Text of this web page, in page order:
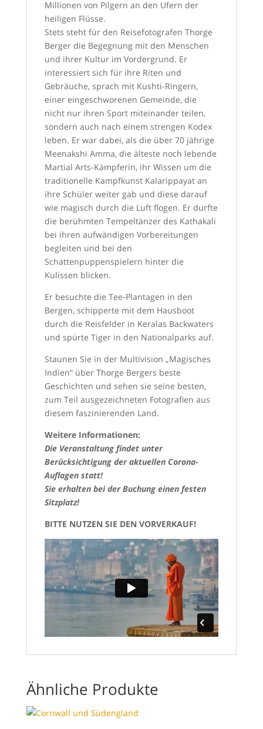
Millionen von Pilgern an den Ufern der
heiligen Flüsse.
Stets steht für den Reisefotografen Thorge
Berger die Begegnung mit den Menschen
und ihrer Kultur im Vordergrund. Er
interessiert sich für ihre Riten und
Gebräuche, sprach mit Kushti-Ringern,
einer eingeschworenen Gemeinde, die
nicht nur ihren Sport miteinander teilen,
sondern auch nach einem strengen Kodex
leben. Er war dabei, als die über 70 jährige
Meenakshi Amma, die älteste noch lebende
Martial Arts-Kämpferin, ihr Wissen um die
traditionelle Kampfkunst Kalarippayat an
ihre Schüler weiter gab und diese darauf
wie magisch durch die Luft flogen. Er durfte
die berühmten Tempeltänzer des Kathakali
bei ihren aufwändigen Vorbereitungen
begleiten und bei den
Schattenpuppenspielern hinter die
Kulissen blicken.
Er besuchte die Tee-Plantagen in den
Bergen, schipperte mit dem Hausboot
durch die Reisfelder in Keralas Backwaters
und spürte Tiger in den Nationalparks auf.
Staunen Sie in der Multivision „Magisches
Indien“ über Thorge Bergers beste
Geschichten und sehen sie seine besten,
zum Teil ausgezeichneten Fotografien aus
diesem faszinierenden Land.
Weitere Informationen:
Die Veranstaltung findet unter
Berücksichtigung der aktuellen Corona-
Auflagen statt!
Sie erhalten bei der Buchung einen festen
Sitzplatz!
BITTE NUTZEN SIE DEN VORVERKAUF!
Ähnliche Produkte